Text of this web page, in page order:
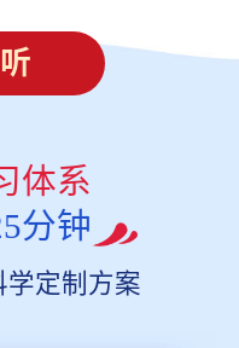
体系
分钟
学定制方案